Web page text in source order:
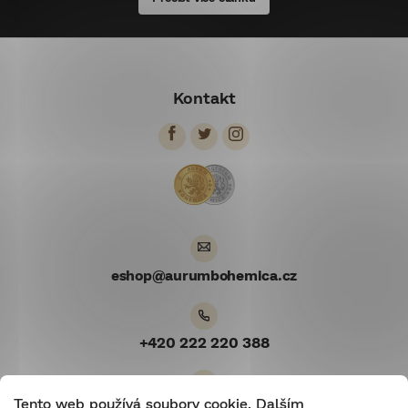
Tento web používá soubory cookie. Dalším
Kontakt
eshop@aurumbohemica.cz
+420 222 220 388